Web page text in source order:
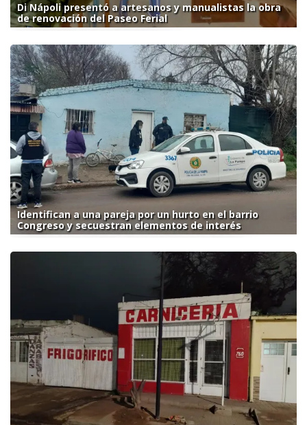
Di Nápoli presentó a artesanos y manualistas la obra
de renovación del Paseo Ferial
Identifican a una pareja por un hurto en el barrio
Congreso y secuestran elementos de interés